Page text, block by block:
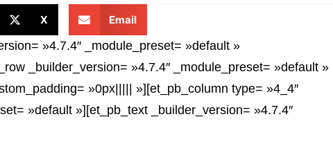
X Email
»4.7.4″ _module_preset= »default »
_builder_version= »4.7.4″ _module_preset= »default »
»0px||||| »][et_pb_column type= »4_4″
»default »][et_pb_text _builder_version= »4.7.4″